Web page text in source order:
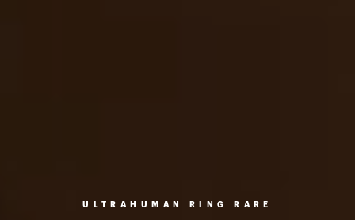
ULTRAHUMAN RING RARE